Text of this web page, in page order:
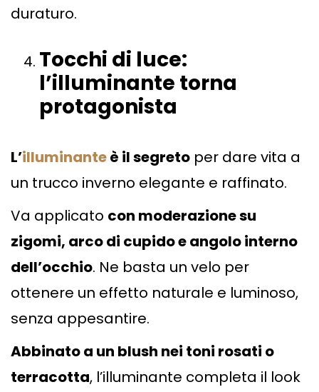
duraturo.
Tocchi di luce:
l’illuminante torna
protagonista
L’illuminanteè il segreto per dare vita a
un trucco inverno elegante e raffinato.
Va applicato con moderazione su
zigomi, arco di cupido e angolo interno
dell’occhio. Ne basta un velo per
ottenere un effetto naturale e luminoso,
senza appesantire.
Abbinato a un blush nei toni rosati o
terracotta, l’illuminante completa il look